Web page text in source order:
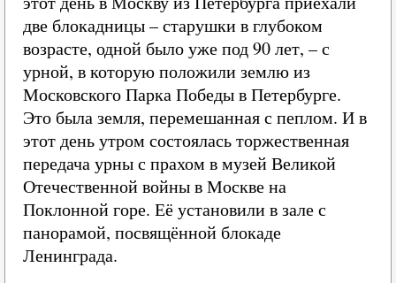
две блокадницы – старушки в глубоком
возрасте, одной было уже под 90 лет, – с
урной, в которую положили землю из
Московского Парка Победы в Петербурге.
Это была земля, перемешанная с пеплом. И в
этот день утром состоялась торжественная
передача урны с прахом в музей Великой
Отечественной войны в Москве на
Поклонной горе. Её установили в зале с
панорамой, посвящённой блокаде
Ленинграда.